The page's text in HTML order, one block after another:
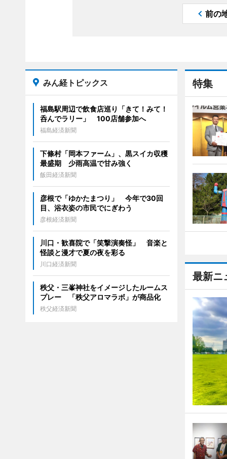
前の
特集
最新ニ
みん経トピックス
福島駅周辺で飲食店巡り「きて！みて！
呑んでラリー」 100店舗参加へ
福島経済新聞
下條村「岡本ファーム」、黒スイカ収穫
最盛期 少雨高温で甘み強く
飯田経済新聞
彦根で「ゆかたまつり」 今年で30回
目、浴衣姿の市民でにぎわう
彦根経済新聞
川口・歓喜院で「笑撃演奏怪」 音楽と
怪談と漫才で夏の夜を彩る
川口経済新聞
秩父・三峯神社をイメージしたルームス
プレー 「秩父アロマラボ」が商品化
秩父経済新聞